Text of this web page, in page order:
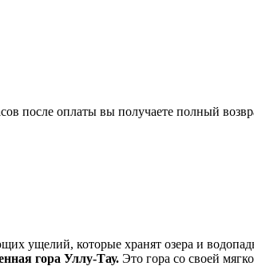
после оплаты вы получаете полный
ущелий, которые хранят озера и
гора Уллу-Тау. Это гора со своей